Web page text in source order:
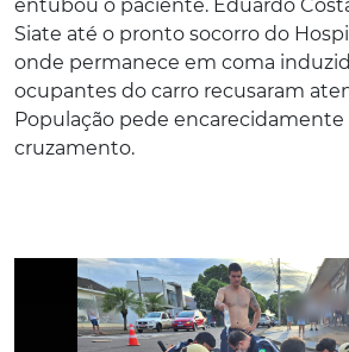
entubou o paciente. Eduardo
Siate até o pronto socorro do
onde permanece em coma
ocupantes do carro recusaram
População pede
cruzamento.